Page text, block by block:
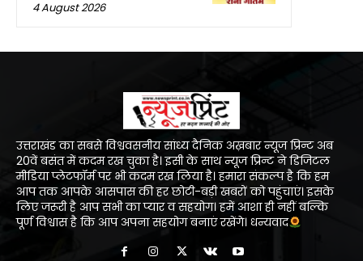
4 August 2026
उत्तराखंड का सबसे विश्ववसनीय सांध्य दैनिक अख़बार न्यूज प्रिन्ट अब
20वें बसंत में कदम रख चुका है। इसी के साथ न्यूज प्रिन्ट ने डिजिटल
मीडिया प्लेटफॉर्म पर भी कदम रख लिया है। हमारा संकल्प है कि हम
आप तक आपके आसपास की हर छोटी-बड़ी खबरों को पहुंचाएं। इसके
लिए जरूरी है आप सभी का प्यार व सहयोग। हमें आशा ही नहीं बल्कि
पूर्ण विश्वास है कि आप अपना सहयोग बनाएं रखेंगे। धन्यवाद